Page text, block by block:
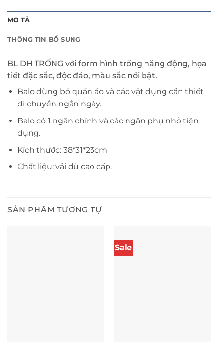
MÔ TẢ
THÔNG TIN BỔ SUNG
BL DH TRỐNG với form hình trống năng động, họa
tiết đặc sắc, độc đáo, màu sắc nổi bật.
Balo dùng bỏ quần áo và các vật dụng cần thiết
di chuyển ngắn ngày.
Balo có 1 ngăn chính và các ngăn phụ nhỏ tiện
dụng.
Kích thước: 38*31*23cm
Chất liệu: vải dù cao cấp.
SẢN PHẨM TƯƠNG TỰ
Sale